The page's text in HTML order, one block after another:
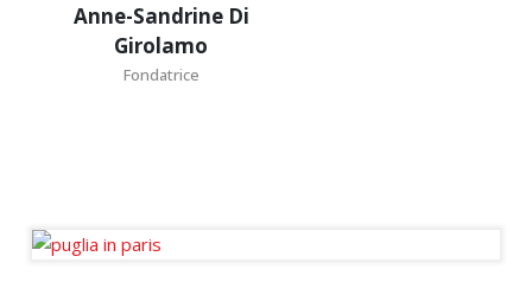
Anne-Sandrine Di
Girolamo
Fondatrice
Sandrine
Di